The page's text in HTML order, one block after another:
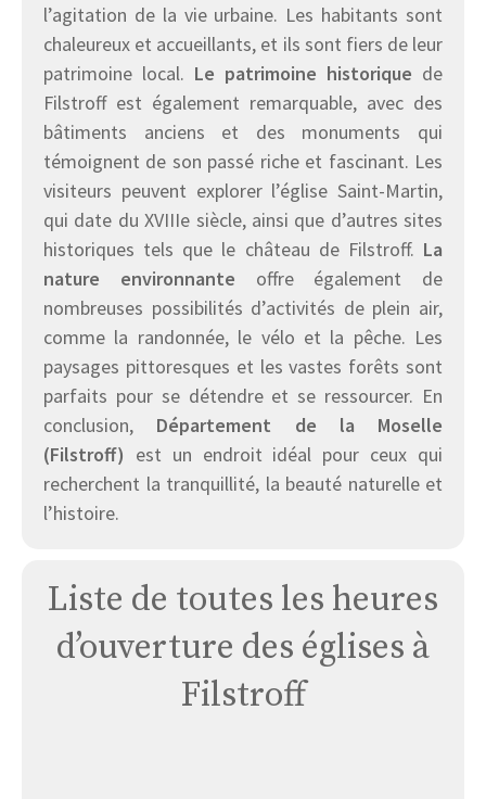
l’agitation de la vie urbaine. Les habitants sont
chaleureux et accueillants, et ils sont fiers de leur
patrimoine local. Le patrimoine historique de
Filstroff est également remarquable, avec des
bâtiments anciens et des monuments qui
témoignent de son passé riche et fascinant. Les
visiteurs peuvent explorer l’église Saint-Martin,
qui date du XVIIIe siècle, ainsi que d’autres sites
historiques tels que le château de Filstroff. La
nature environnante offre également de
nombreuses possibilités d’activités de plein air,
comme la randonnée, le vélo et la pêche. Les
paysages pittoresques et les vastes forêts sont
parfaits pour se détendre et se ressourcer. En
conclusion, Département de la Moselle
(Filstroff) est un endroit idéal pour ceux qui
recherchent la tranquillité, la beauté naturelle et
l’histoire.
Liste de toutes les heures
d’ouverture des églises à
Filstroff